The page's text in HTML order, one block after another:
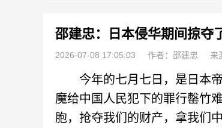
邵建忠：日本侵华期间掠夺
2026-07-08 17:05:03 作者：邵建忠 来
今年的七月七日，是日本帝
魔给中国人民犯下的罪行罄竹
胞，抢夺我们的财产，拿我们